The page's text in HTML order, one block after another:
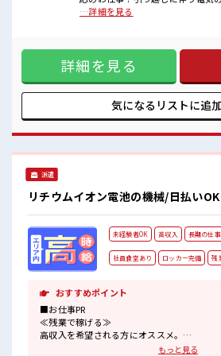
髪型にこだわりのあるアナタは必見！
情報の変更の受付対応。 ■お仕事PR ≪自分に向いてる扶養内
も歓迎ですよ！ ≪無理なく働ける
ることもありますが、 残業はほと
OKで自由な雰囲気の職場≫ 明るす
的に自由！ (規定有)≪自分に合っ
が整った派遣のお仕事です！ ■職場の雰囲気 女性多めで休み
時間は女子トークがあふれる職場
由な職場！
…詳細を見る
詳細を見る
気になるリストに追
派遣
リチウムイオン電池の機械/日払いOK
未経験者OK 高収入 長期の仕事
社員食堂あり ロッカー完備 残
おすすめポイント
■お仕事PR
≪残業で稼げる≫
高収入を希望される方にオススメ。
残業は月20時間以上あります♪もっと見る